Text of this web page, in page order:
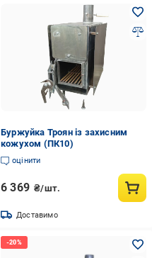
Буржуйка Троян із захисним
кожухом (ПК10)
оцінити
6 369 ₴/шт.
Доставимо